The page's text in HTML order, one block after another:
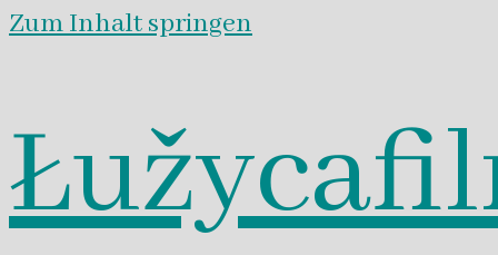
Zum Inhalt springen